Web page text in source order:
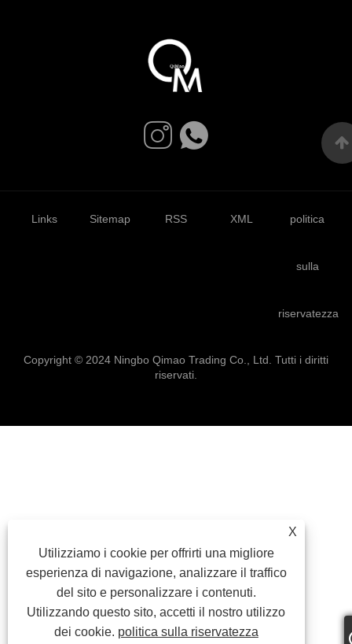
X
Utilizziamo i cookie per offrirti una migliore
esperienza di navigazione, analizzare il traffico
del sito e personalizzare i contenuti.
Utilizzando questo sito, accetti il ​​nostro utilizzo
dei cookie. politica sulla riservatezza
Links Sitemap RSS XML politica
sulla
riservatezza
Copyright © 2024 Ningbo Qimao Trading Co., Ltd. Tutti i diritti
riservati.